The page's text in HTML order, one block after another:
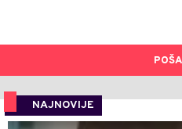
NAJNOVIJE